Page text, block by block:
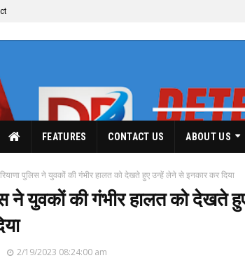
News Service's
FEATURES CONTACT US ABOUT US
पुलिस ने युवकों की गंभीर हालत को देखते हुए उन्हें लेने से इनकार कर दिया
ने युवकों की गंभीर हालत को देखते
2/19/2023 08:24:00 am